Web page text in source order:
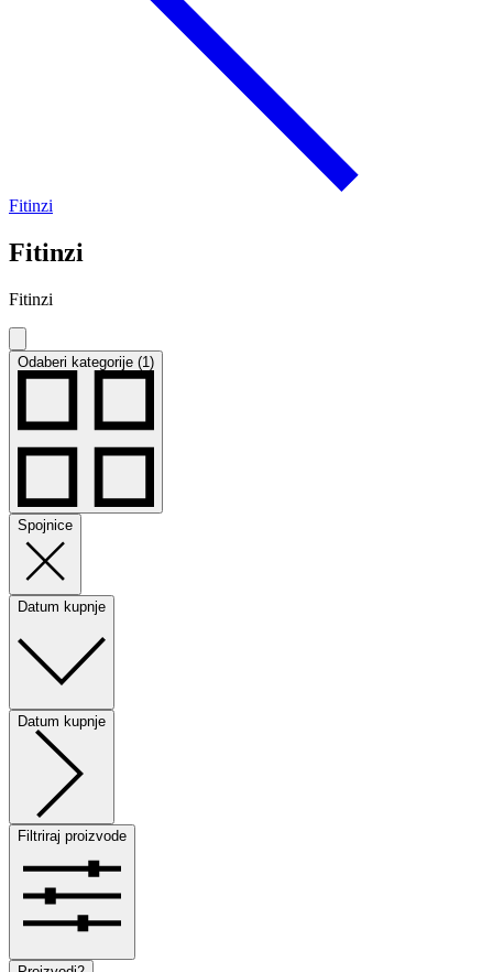
Fitinzi
Fitinzi
Fitinzi
Odaberi kategorije (1)
Spojnice
Datum kupnje
Datum kupnje
Filtriraj proizvode